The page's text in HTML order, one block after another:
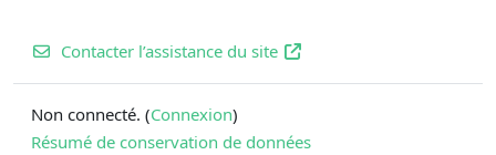
Contacter l’assistance du site
Non connecté. (Connexion)
Résumé de conservation de données